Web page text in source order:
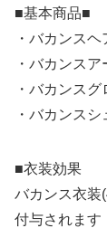
■基本商品■
・バカンス
・バカンス
・バカンス
・バカンス
■衣装効果
バカンス衣装
付与されます